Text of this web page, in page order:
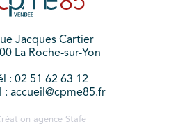
Jacques Cartier
La Roche-sur-Yon
: 02 51 62 63 12
: accueil@cpme85.fr
agence Stafe